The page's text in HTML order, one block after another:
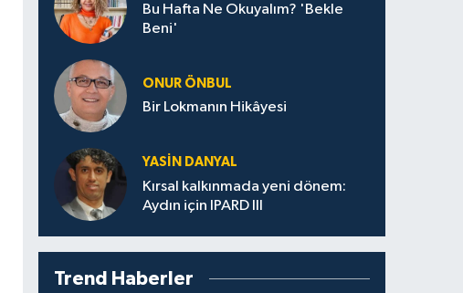
Bu Hafta Ne Okuyalım? 'Bekle
Beni'
ONUR ÖNBUL
Bir Lokmanın Hikâyesi
YASIN DANYAL
Kırsal kalkınmada yeni dönem:
Aydın için IPARD III
Trend Haberler